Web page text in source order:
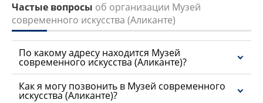
Частые вопросы об организации Музей
современного искусства (Аликанте)
По какому адресу находится Музей
современного искусства (Аликанте)?
Как я могу позвонить в Музей современного
искусства (Аликанте)?